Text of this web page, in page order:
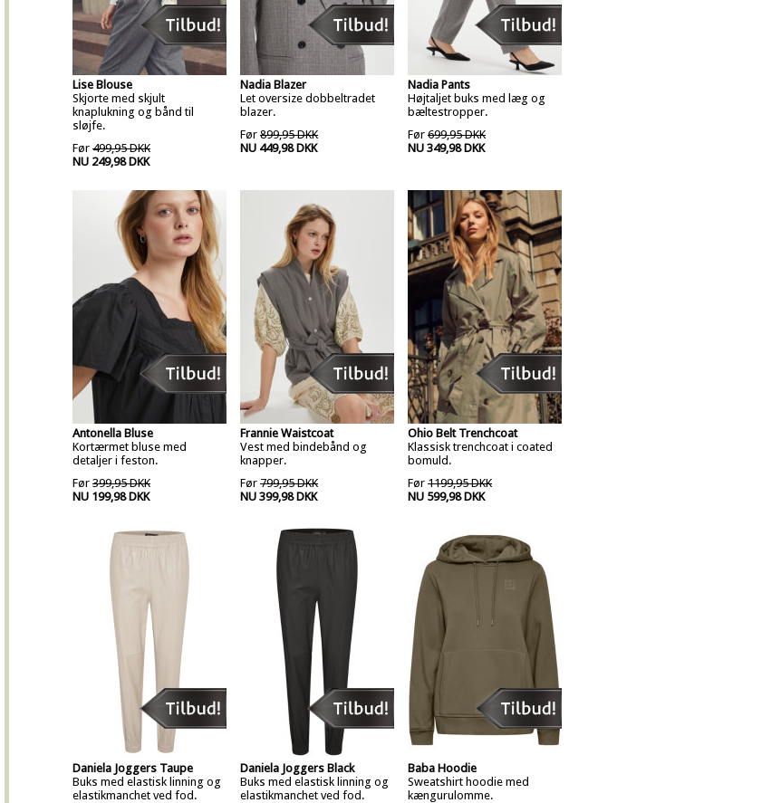
Lise Blouse
Skjorte med skjult
knaplukning og bånd til
sløjfe.
Før 499,95 DKK
NU 249,98 DKK
Nadia Blazer
Let oversize dobbeltradet
blazer.
Før 899,95 DKK
NU 449,98 DKK
Nadia Pants
Højtaljet buks med læg og
bæltestropper.
Før 699,95 DKK
NU 349,98 DKK
Antonella Bluse
Kortærmet bluse med
detaljer i feston.
Før 399,95 DKK
NU 199,98 DKK
Frannie Waistcoat
Vest med bindebånd og
knapper.
Før 799,95 DKK
NU 399,98 DKK
Ohio Belt Trenchcoat
Klassisk trenchcoat i coated
bomuld.
Før 1199,95 DKK
NU 599,98 DKK
Daniela Joggers Taupe
Buks med elastisk linning og
elastikmanchet ved fod.
Daniela Joggers Black
Buks med elastisk linning og
elastikmanchet ved fod.
Baba Hoodie
Sweatshirt hoodie med
kængurulomme.